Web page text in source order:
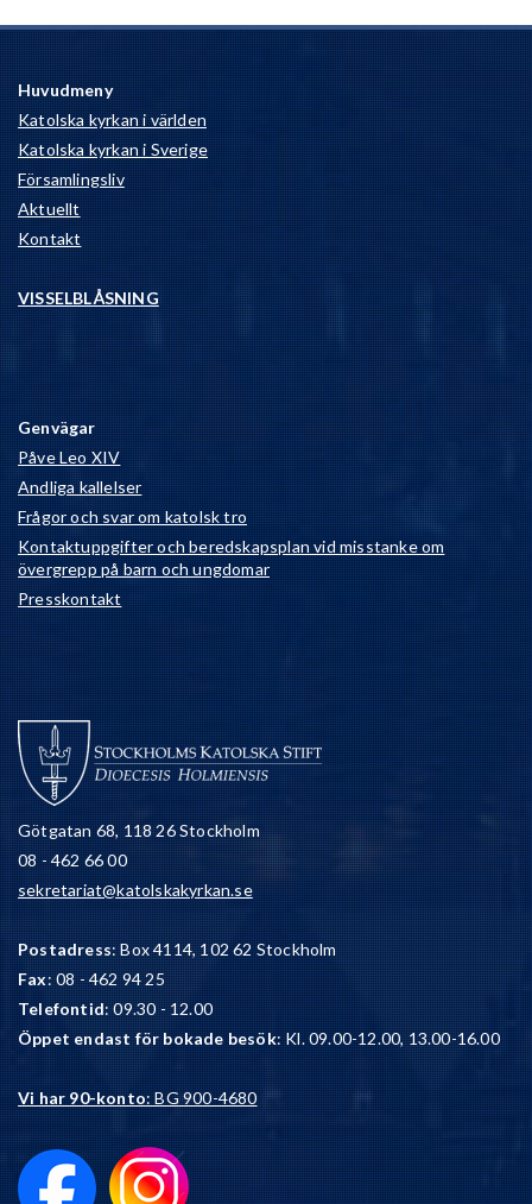
Huvudmeny
Katolska kyrkan i världen
Katolska kyrkan i Sverige
Församlingsliv
Aktuellt
Kontakt
VISSELBLÅSNING
Genvägar
Påve Leo XIV
Andliga kallelser
Frågor och svar om katolsk tro
Kontaktuppgifter och beredskapsplan vid misstanke om
övergrepp på barn och ungdomar
Presskontakt
Götgatan 68, 118 26 Stockholm
08 - 462 66 00
sekretariat@katolskakyrkan.se
Postadress: Box 4114, 102 62 Stockholm
Fax: 08 - 462 94 25
Telefontid: 09.30 - 12.00
Öppet endast för bokade besök: Kl. 09.00-12.00, 13.00-16.00
Vi har 90-konto: BG 900-4680